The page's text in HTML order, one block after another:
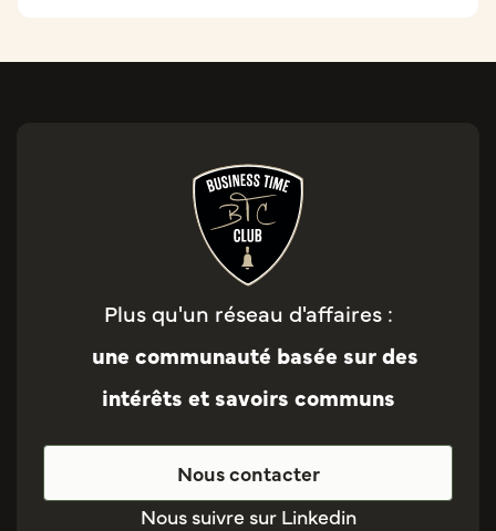
Plus qu'un réseau d'affaires :
une communauté basée sur des
intérêts et savoirs communs
Nous contacter
Nous suivre sur Linkedin